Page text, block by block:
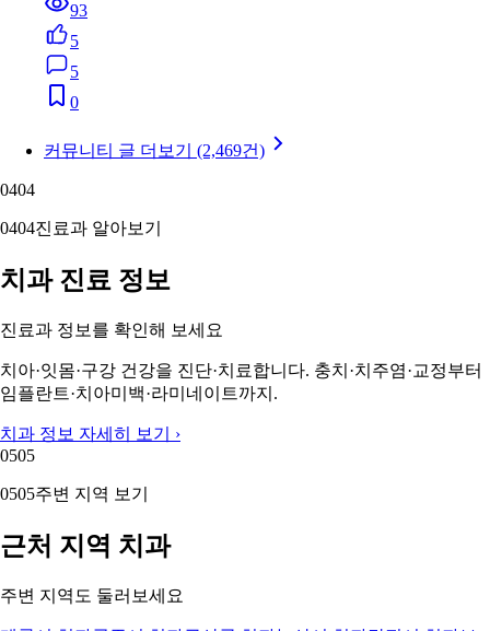
93
5
5
0
커뮤니티 글 더보기 (2,469건)
0404
0404진료과 알아보기
치과 진료 정보
진료과 정보를 확인해 보세요
치아·잇몸·구강 건강을 진단·치료합니다. 충치·치주염·교정부터
임플란트·치아미백·라미네이트까지.
치과 정보 자세히 보기 ›
0505
0505주변 지역 보기
근처 지역 치과
주변 지역도 둘러보세요